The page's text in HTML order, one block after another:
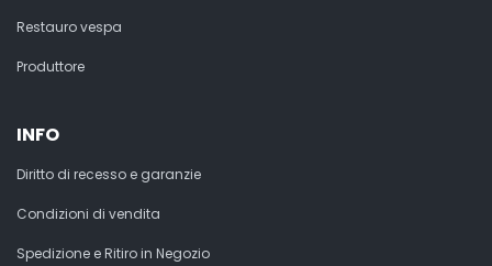
Restauro vespa
Produttore
INFO
Diritto di recesso e garanzie
Condizioni di vendita
Spedizione e Ritiro in Negozio